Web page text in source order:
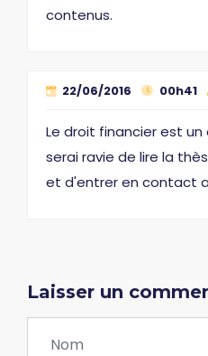
contenus.
22/06/2016 00h41
Le droit financier est
serai ravie de lire la
et d'entrer en contact
Laisser un